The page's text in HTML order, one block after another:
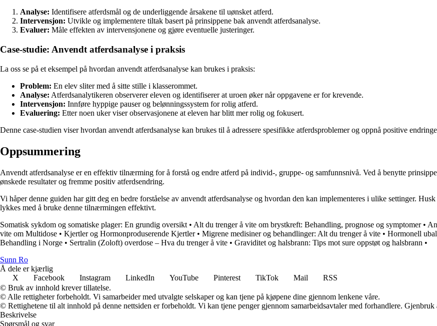
Analyse: Identifisere atferdsmål og de underliggende årsakene til uønsket atferd.
Intervensjon: Utvikle og implementere tiltak basert på prinsippene bak anvendt atferdsanalyse.
Evaluer: Måle effekten av intervensjonene og gjøre eventuelle justeringer.
Case-studie: Anvendt atferdsanalyse i praksis
La oss se på et eksempel på hvordan anvendt atferdsanalyse kan brukes i praksis:
Problem: En elev sliter med å sitte stille i klasserommet.
Analyse: Atferdsanalytikeren observerer eleven og identifiserer at uroen øker når oppgavene er for krevende.
Intervensjon: Innføre hyppige pauser og belønningssystem for rolig atferd.
Evaluering: Etter noen uker viser observasjonene at eleven har blitt mer rolig og fokusert.
Denne case-studien viser hvordan anvendt atferdsanalyse kan brukes til å adressere spesifikke atferdsproblemer og oppnå positive
Oppsummering
Anvendt atferdsanalyse er en effektiv tilnærming for å forstå og endre atferd på individ-, gruppe- og samfunnsnivå. Ved å benytte
ønskede resultater og fremme positiv atferdsendring.
Vi håper denne guiden har gitt deg en bedre forståelse av anvendt atferdsanalyse og hvordan den kan implementeres i ulike settinger.
lykkes med å bruke denne tilnærmingen effektivt.
Somatisk sykdom og somatiske plager: En grundig oversikt • Alt du trenger å vite om brystkreft: Behandling, prognose og symptomer•
vite om Multidose • Kjertler og Hormonproduserende Kjertler• Migrene medisiner og behandlinger: Alt du trenger å vite • Hormonell
Behandling i Norge • Sertralin (Zoloft) overdose – Hva du trenger å vite • Graviditet og halsbrann: Tips mot sure oppstøt og halsbrann •
Sunn Ro
Å dele er kjærlig
X
Facebook Instagram LinkedIn YouTube Pinterest TikTok Mail
RSS
© Bruk av innhold krever tillatelse.
© Alle rettigheter forbeholdt. Vi samarbeider med utvalgte selskaper og kan tjene på kjøpene dine gjennom lenkene våre.
© Rettighetene til alt innhold på denne nettsiden er forbeholdt. Vi kan tjene penger gjennom samarbeidsavtaler med forhandlere.
Beskrivelse
Spørsmål og svar